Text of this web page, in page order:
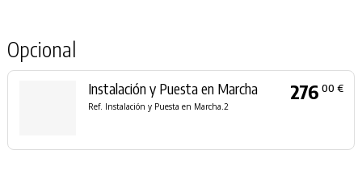
Opcional
Instalación y Puesta en Marcha
Ref. Instalación y Puesta en Marcha.2
276 00 €